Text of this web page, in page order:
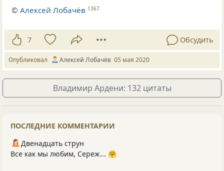
©Алексей Лобачёв 1367
7 Обсудить
Опубликовал Алексей Лобачёв 05 мая 2020
Владимир Ардени: 132 цитаты
ПОСЛЕДНИЕ КОММЕНТАРИИ
Двенадцать струн
Все как мы любим, Сереж... 🤗